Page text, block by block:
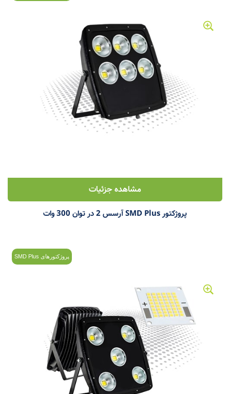
مشاهده جزئیات
پروژکتور SMD Plus آرسس 2 در توان 300 وات
پروژکتورهای SMD Plus